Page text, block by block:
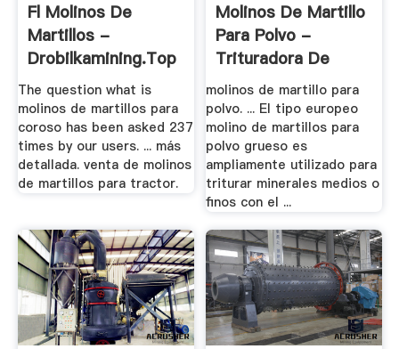
Fl Molinos De
Martillos -
Drobilkamining.top
The question what is
molinos de martillos para
coroso has been asked 237
times by our users. ... más
detallada. venta de molinos
de martillos para tractor.
Molinos De Martillo
Para Polvo -
Trituradora De
Cono
molinos de martillo para
polvo. ... El tipo europeo
molino de martillos para
polvo grueso es
ampliamente utilizado para
triturar minerales medios o
finos con el ...